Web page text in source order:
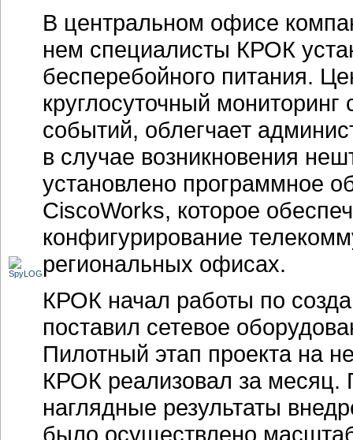
В центральном офисе
нем специалисты КРОК
бесперебойного питания.
круглосуточный мониторинг
событий, облегчает
в случае возникновения
установлено программное
CiscoWorks, которое
конфигурирование
региональных офисах.
КРОК начал работы по
поставил сетевое
Пилотный этап проекта на
КРОК реализовал за месяц.
наглядные результаты
было осуществлено